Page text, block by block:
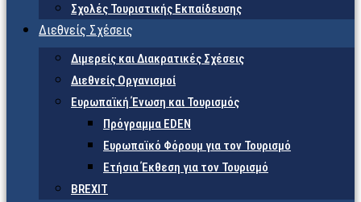
Σχολές Τουριστικής Εκπαίδευσης
Διεθνείς Σχέσεις
Διμερείς και Διακρατικές Σχέσεις
Διεθνείς Οργανισμοί
Ευρωπαϊκή Ένωση και Τουρισμός
Πρόγραμμα EDEN
Ευρωπαϊκό Φόρουμ για τον Τουρισμό
Ετήσια Έκθεση για τον Τουρισμό
BREXIT